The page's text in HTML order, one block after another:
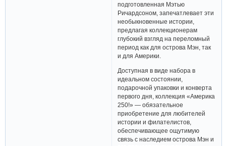
подготовленная Мэтью
Ричардсоном, запечатлевает эти
необыкновенные истории,
предлагая коллекционерам
глубокий взгляд на переломный
период как для острова Мэн, так
и для Америки.
Доступная в виде набора в
идеальном состоянии,
подарочной упаковки и конверта
первого дня, коллекция «Америка
250!» — обязательное
приобретение для любителей
истории и филателистов,
обеспечивающее ощутимую
связь с наследием острова Мэн и